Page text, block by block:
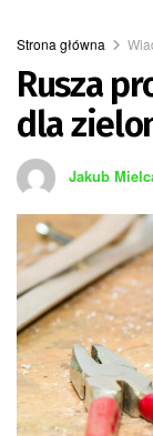
Strona główna
Rusza
dla
Jakub